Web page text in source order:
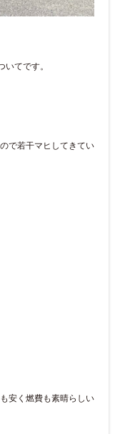
てです。
で若干マヒしてきてい
安く燃費も素晴らしい